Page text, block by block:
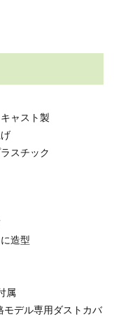
ャスト製
スチック
造型
属
モデル専用ダストカバ